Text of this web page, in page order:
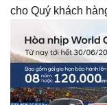
cho Quý khách